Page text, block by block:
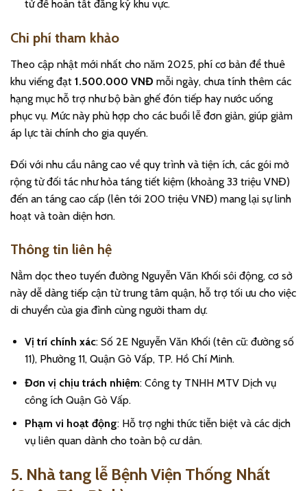
tử để hoàn tất đăng ký khu vực.
Chi phí tham khảo
Theo cập nhật mới nhất cho năm 2025, phí cơ bản để thuê
khu viếng đạt 1.500.000 VNĐ mỗi ngày, chưa tính thêm các
hạng mục hỗ trợ như bộ bàn ghế đón tiếp hay nước uống
phục vụ. Mức này phù hợp cho các buổi lễ đơn giản, giúp giảm
áp lực tài chính cho gia quyến.
Đối với nhu cầu nâng cao về quy trình và tiện ích, các gói mở
rộng từ đối tác như hỏa táng tiết kiệm (khoảng 33 triệu VNĐ)
đến an táng cao cấp (lên tới 200 triệu VNĐ) mang lại sự linh
hoạt và toàn diện hơn.
Thông tin liên hệ
Nằm dọc theo tuyến đường Nguyễn Văn Khối sôi động, cơ sở
này dễ dàng tiếp cận từ trung tâm quận, hỗ trợ tối ưu cho việc
di chuyển của gia đình cùng người tham dự.
Vị trí chính xác: Số 2E Nguyễn Văn Khối (tên cũ: đường số
11), Phường 11, Quận Gò Vấp, TP. Hồ Chí Minh.
Đơn vị chịu trách nhiệm: Công ty TNHH MTV Dịch vụ
công ích Quận Gò Vấp.
Phạm vi hoạt động: Hỗ trợ nghi thức tiễn biệt và các dịch
vụ liên quan dành cho toàn bộ cư dân.
5. Nhà tang lễ Bệnh Viện Thống Nhất